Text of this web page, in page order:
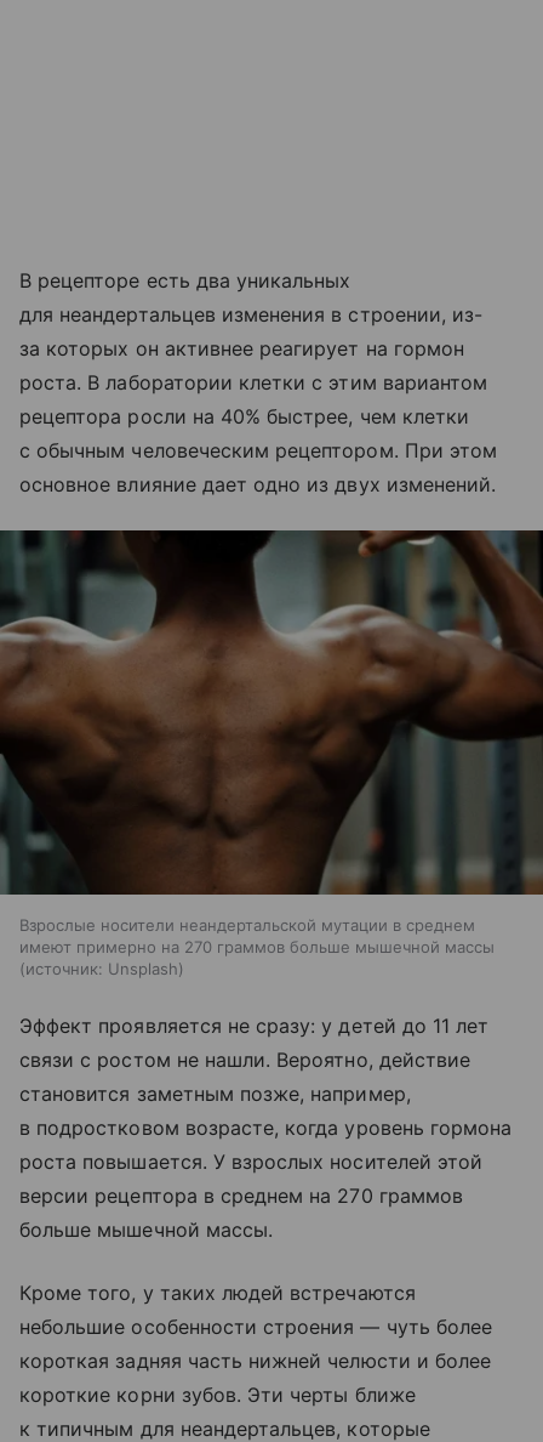
В рецепторе есть два уникальных
для неандертальцев изменения в строении, из-
за которых он активнее реагирует на гормон
роста. В лаборатории клетки с этим вариантом
рецептора росли на 40% быстрее, чем клетки
с обычным человеческим рецептором. При этом
основное влияние дает одно из двух изменений.
Взрослые носители неандертальской мутации в среднем
имеют примерно на 270 граммов больше мышечной массы
источник: Unsplash
Эффект проявляется не сразу: у детей до 11 лет
связи с ростом не нашли. Вероятно, действие
становится заметным позже, например,
в подростковом возрасте, когда уровень гормона
роста повышается. У взрослых носителей этой
версии рецептора в среднем на 270 граммов
больше мышечной массы.
Кроме того, у таких людей встречаются
небольшие особенности строения — чуть более
короткая задняя часть нижней челюсти и более
короткие корни зубов. Эти черты ближе
к типичным для неандертальцев, которые